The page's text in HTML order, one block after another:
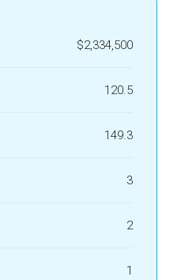
$2,334,500
120.5
149.3
3
2
1